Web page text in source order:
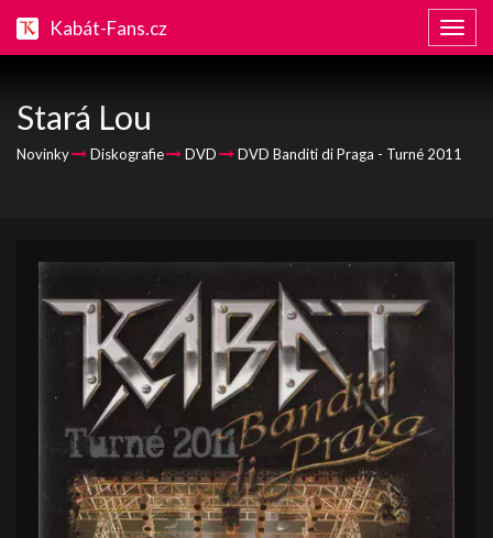
Kabát-Fans.cz
Stará Lou
Novinky Diskografie DVD DVD Banditi di Praga - Turné 2011